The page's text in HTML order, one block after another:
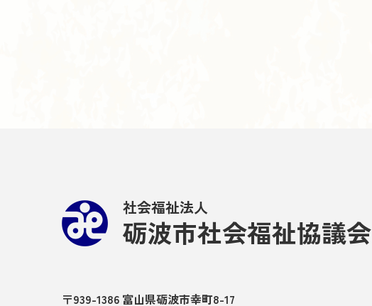
社会福祉法人
砺波市社会福祉協議会
〒939-1386 富山県砺波市幸町8-17